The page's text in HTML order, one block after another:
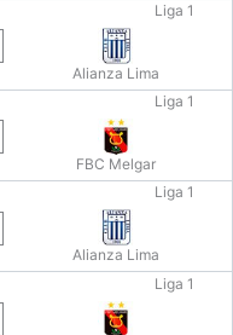
Liga 1
Alianza Lima
Liga 1
FBC Melgar
Liga 1
Alianza Lima
Liga 1